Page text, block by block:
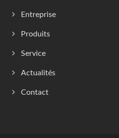
Entreprise
Produits
Service
Actualités
Contact